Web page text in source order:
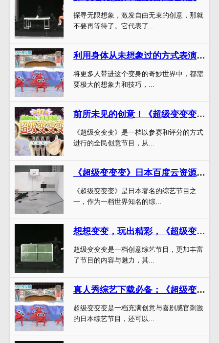
探寻无限想象，激发自由无束的创意，那就
不要再等待了。它代表了...
利用身体从未想象过的方式表演，来看看《超级变变变》全集中文
将更多人带进这个变身的奇妙世界中，都需
要极大的想象力和技巧，...
前所未见的创意！《超级变变变》全集国语在线观看，想不到他们竟然能变成这个
《超级变变变》是一档以参赛和评分的方式
进行的全民创意节目，从...
《超级变变变》日本百度云资源：激发你的创意潜力，让你变身表演达人
《超级变变变》是日本著名的综艺节目之
一，作为一档世界知名的综...
想想变变，玩出精彩，《超级变变变》教你如何变得更有创意
超级变变变是一档创意综艺节目，更加丰富
了节目的内容与魅力，其...
真人秀综艺下载必备：《超级变变变》给你带来创意启发和喜剧感官刺激
超级变变变是一档充满创意与喜剧感官刺激
的日本综艺节目，还可以...